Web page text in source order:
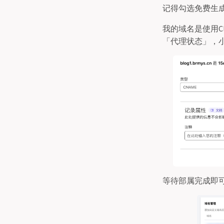
记得勾选免费生
我的域名是使用
「代理状态」，
等待部属完成即